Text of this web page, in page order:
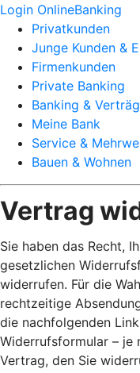
Login OnlineBanking
Privatkunden
Junge Kunden &
Firmenkunden
Private Banking
Banking &
Meine Bank
Service &
Bauen & Wohnen
Vertrag
Sie haben das Recht,
gesetzlichen
widerrufen. Für die
rechtzeitige
die nachfolgenden
Widerrufsformular – je
Vertrag, den Sie